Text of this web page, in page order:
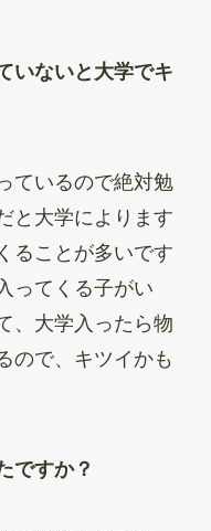
ないと大学でキ
ているので絶対勉
と大学によります
ることが多いです
ってくる子がい
、大学入ったら物
ので、キツイかも
ですか？